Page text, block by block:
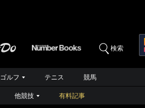
検索
ゴルフ テニス 競馬
他競技 有料記事